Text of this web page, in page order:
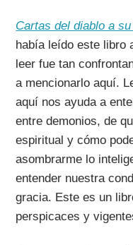
Cartas del diablo a
había leído este libro
leer fue tan
a mencionarlo aquí.
aquí nos ayuda a
entre demonios, de
espiritual y cómo
asombrarme lo
entender nuestra
gracia. Este es un
perspicaces y